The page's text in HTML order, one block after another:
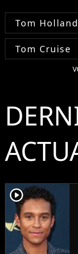
Tom Holland
Tom Cruise
player2